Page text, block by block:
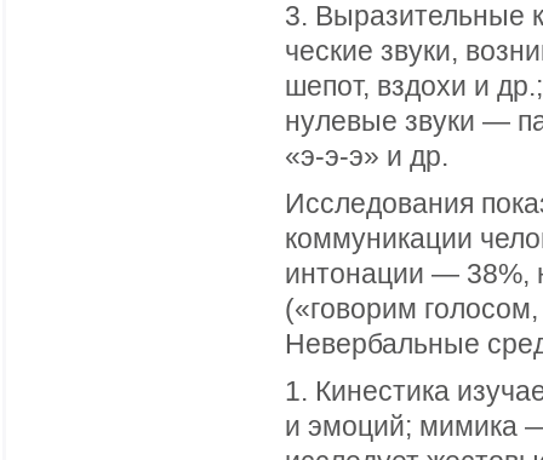
3. Выразительные
ческие звуки,
шепот, вздохи и
нулевые звуки —
«э-э-э» и др.
Исследования
коммуникации
интонации — 38%,
(«говорим
Невербальные
1. Кинестика
и эмоций; мимика